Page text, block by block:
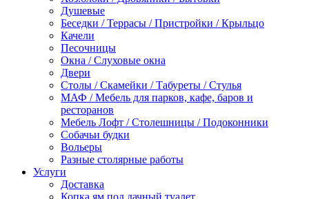
Душевые
Беседки / Террасы / Пристройки / Крыльцо
Качели
Песочницы
Окна / Слуховые окна
Двери
Столы / Скамейки / Табуреты / Стулья
МАФ / Мебель для парков, кафе, баров и
ресторанов
Мебель Лофт / Столешницы / Подоконники
Собачьи будки
Вольеры
Разные столярные работы
Услуги
Доставка
Копка ям под дачный туалет